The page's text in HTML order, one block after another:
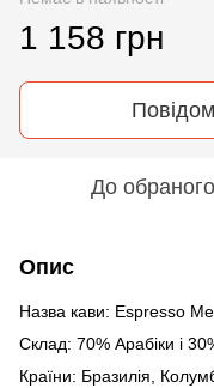
1 158 грн
До обраного
Опис
Назва кави: Espresso
Склад: 70% Арабіки і
Країни: Бразилія,